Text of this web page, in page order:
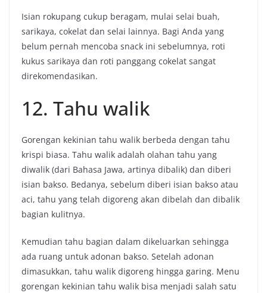
Isian rokupang cukup beragam, mulai selai buah,
sarikaya, cokelat dan selai lainnya. Bagi Anda yang
belum pernah mencoba snack ini sebelumnya, roti
kukus sarikaya dan roti panggang cokelat sangat
direkomendasikan.
12. Tahu walik
Gorengan kekinian tahu walik berbeda dengan tahu
krispi biasa. Tahu walik adalah olahan tahu yang
diwalik (dari Bahasa Jawa, artinya dibalik) dan diberi
isian bakso. Bedanya, sebelum diberi isian bakso atau
aci, tahu yang telah digoreng akan dibelah dan dibalik
bagian kulitnya.
Kemudian tahu bagian dalam dikeluarkan sehingga
ada ruang untuk adonan bakso. Setelah adonan
dimasukkan, tahu walik digoreng hingga garing. Menu
gorengan kekinian tahu walik bisa menjadi salah satu